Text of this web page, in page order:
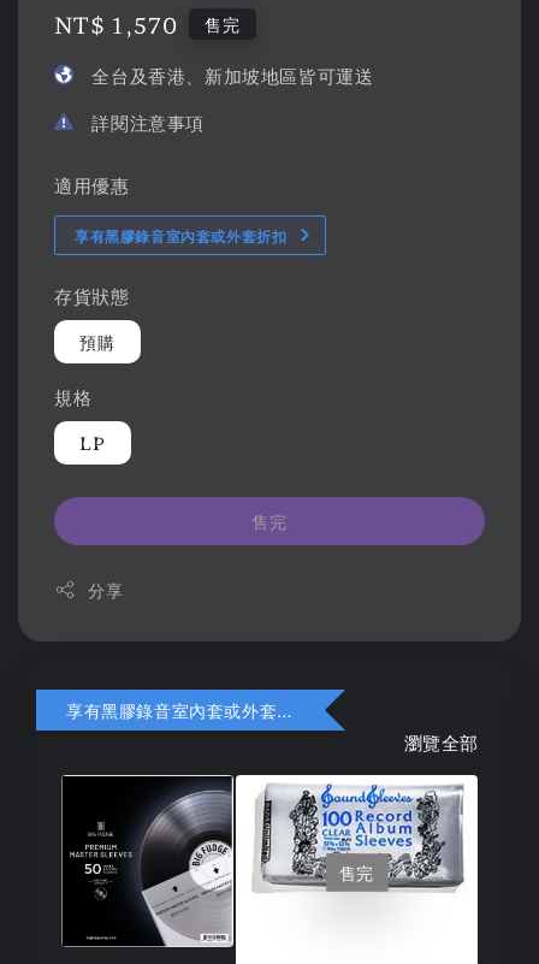
Regular
NT$ 1,570 售完
全台及香港、新加坡地區皆可運送
詳閱注意事項
適用優惠
享有黑膠錄音室內套或外套折扣
存貨狀態
預購
規格
LP
售完
分享
享有黑膠錄音室內套或外套折扣
瀏覽全部
售完